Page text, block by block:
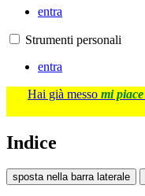
entra
Strumenti personali
entra
Hai già messo mi piace
Indice
sposta nella barra laterale